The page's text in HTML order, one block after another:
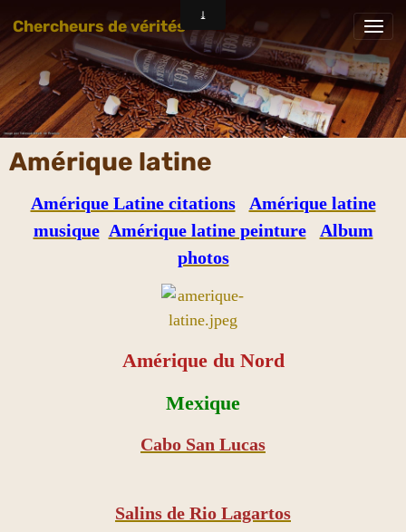
Chercheurs de vérités
Amérique latine
Amérique Latine citations
Amérique latine
musique Amérique latine peinture
Album
photos
Amérique du Nord
Mexique
Cabo San Lucas
Salins de Rio Lagartos